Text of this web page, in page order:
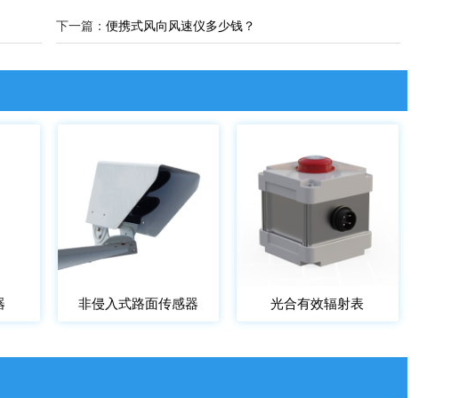
下一篇： 便携式风向风速仪多少钱？
非侵入式路面传感器 光合有效辐射表